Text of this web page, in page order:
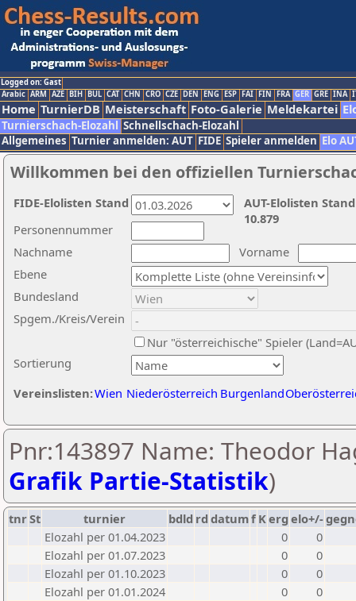
Logged on: Gast
Arabic ARM AZE BIH BUL CAT CHN CRO CZE DEN ENG ESP FAI FIN FRA GER GRE INA
Home TurnierDB Meisterschaft Foto-Galerie Meldekartei
Turnierschach-Elozahl Schnellschach-Elozahl
Allgemeines Turnier anmelden: AUT FIDE Spieler anmelden Elo
Willkommen bei den offiziellen
Nachname
Vorname
Ebene
Sortierung
Personennummer
Bundesland
Spgem./Kreis/Verein
Nur "österreichische" Spieler
Vereinslisten:Wien Niederösterreich Burgenland
AUT-Elolisten
10.879
FIDE-Elolisten Stand
Pnr:143897 Name: Theodor
Grafik Partie-Statistik)
tnrSt turnier bdld rd datumf Kerg elo+/-
Elozahl per 01.04.2023
0
0
Elozahl per 01.07.2023
0
0
Elozahl per 01.10.2023
0
0
Elozahl per 01.01.2024
0
0